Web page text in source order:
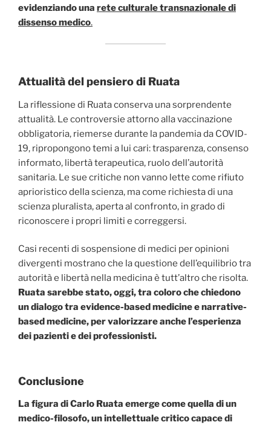
evidenziando una rete culturale transnazionale di
dissenso medico.
Attualità del pensiero di Ruata
La riflessione di Ruata conserva una sorprendente
attualità. Le controversie attorno alla vaccinazione
obbligatoria, riemerse durante la pandemia da COVID-
19, ripropongono temi a lui cari: trasparenza, consenso
informato, libertà terapeutica, ruolo dell’autorità
sanitaria. Le sue critiche non vanno lette come rifiuto
aprioristico della scienza, ma come richiesta di una
scienza pluralista, aperta al confronto, in grado di
riconoscere i propri limiti e correggersi.
Casi recenti di sospensione di medici per opinioni
divergenti mostrano che la questione dell’equilibrio tra
autorità e libertà nella medicina è tutt’altro che risolta.
Ruata sarebbe stato, oggi, tra coloro che chiedono
un dialogo tra evidence-based medicine e narrative-
based medicine, per valorizzare anche l’esperienza
dei pazienti e dei professionisti.
Conclusione
La figura di Carlo Ruata emerge come quella di un
medico-filosofo, un intellettuale critico capace di